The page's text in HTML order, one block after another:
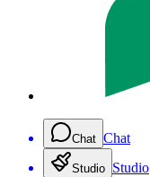
Chat Chat
Studio Studio